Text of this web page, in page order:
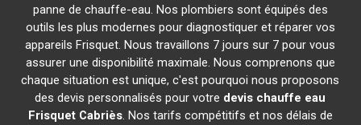
panne de chauffe-eau. Nos plombiers sont équipés des
outils les plus modernes pour diagnostiquer et réparer vos
appareils Frisquet. Nous travaillons 7 jours sur 7 pour vous
assurer une disponibilité maximale. Nous comprenons que
chaque situation est unique, c'est pourquoi nous proposons
des devis personnalisés pour votre devis chauffe eau
Frisquet Cabriès. Nos tarifs compétitifs et nos délais de